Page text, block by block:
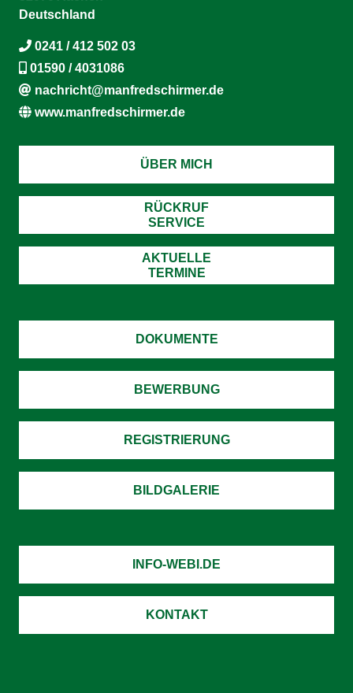
Deutschland
0241 / 412 502 03
01590 / 4031086
nachricht@manfredschirmer.de
www.manfredschirmer.de
ÜBER MICH
RÜCKRUF
SERVICE
AKTUELLE
TERMINE
DOKUMENTE
BEWERBUNG
REGISTRIERUNG
BILDGALERIE
INFO-WEBI.DE
KONTAKT